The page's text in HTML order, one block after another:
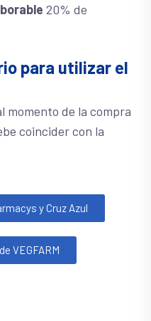
20% de
para utilizar el
momento de la compra
coincider con la
y Cruz Azul
VEGFARM